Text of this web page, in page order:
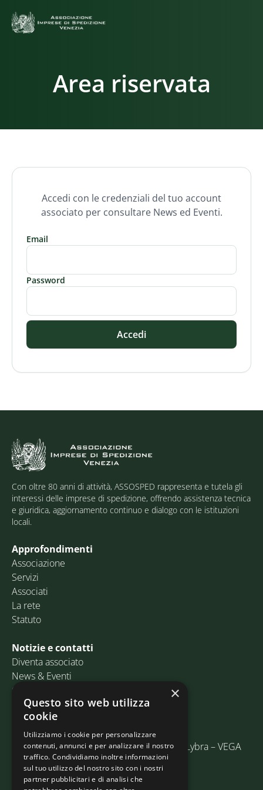
Area riservata
Accedi con le credenziali del tuo account
associato per consultare News ed Eventi.
Email
Password
Accedi
Con oltre 80 anni di attività, ASSOSPED rappresenta e tutela gli
interessi delle imprese di spedizione, offrendo assistenza tecnica
e giuridica, aggiornamento continuo e dialogo con le istituzioni
locali.
Approfondimenti
Associazione
Servizi
Associati
La rete
Statuto
Notizie e contatti
Diventa associato
News & Eventi
Contatti
Email:info@assosped.it
PEC: assospedvenezia@pec.fedespedi.it
Indirizzo: Via delle Industrie, 19/C Edificio Lybra – VEGA
30175 Marghera (VE)
×
Questo sito web utilizza
cookie
Utilizziamo i cookie per personalizzare
contenuti, annunci e per analizzare il nostro
traffico. Condividiamo inoltre informazioni
sul tuo utilizzo del nostro sito con i nostri
partner pubblicitari e di analisi che